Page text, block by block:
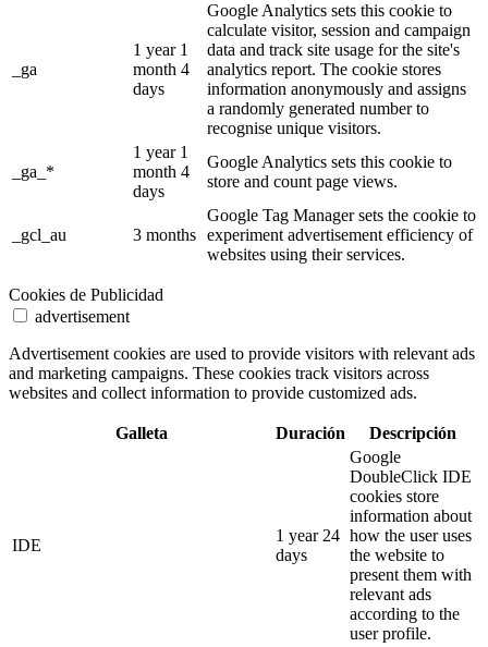
_ga
1 year 1
month 4
days
Google Analytics sets this cookie to
calculate visitor, session and campaign
data and track site usage for the site's
analytics report. The cookie stores
information anonymously and assigns
a randomly generated number to
recognise unique visitors.
_ga_*
1 year 1
month 4
days
Google Analytics sets this cookie to
store and count page views.
_gcl_au 3 months
Google Tag Manager sets the cookie to
experiment advertisement efficiency of
websites using their services.
Cookies de Publicidad
advertisement
Advertisement cookies are used to provide visitors with relevant ads
and marketing campaigns. These cookies track visitors across
websites and collect information to provide customized ads.
Galleta Duración Descripción
IDE
1 year 24
days
Google
DoubleClick IDE
cookies store
information about
how the user uses
the website to
present them with
relevant ads
according to the
user profile.